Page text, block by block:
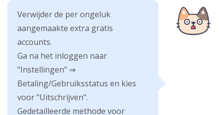
Verwijder de per ongeluk
aangemaakte extra gratis
accounts.
Ga na het inloggen naar
"Instellingen" ⇒
Betaling/Gebruiksstatus en kies
voor "Uitschrijven".
Gedetailleerde methode voor